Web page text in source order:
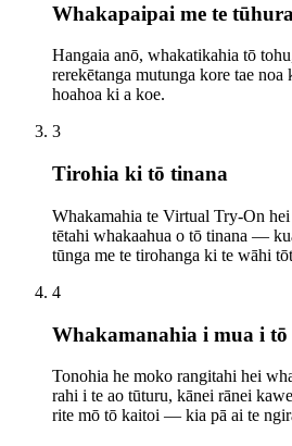
Whakapaipai me te tūhura
Hangaia anō, whakatikahia tō
rerekētanga mutunga kore tae
hoahoa ki a koe.
3
Tirohia ki tō tinana
Whakamahia te Virtual Try-On
tētahi whakaahua o tō tinana —
tūnga me te tirohanga ki te wāhi
4
Whakamanahia i mua i tō
Tonohia he moko rangitahi hei
rahi i te ao tūturu, kānei rānei
rite mō tō kaitoi — kia pā ai te